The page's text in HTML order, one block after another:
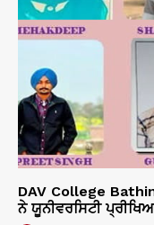
DAV College
ਨੇ ਯੂਨੀਵਰਸਿਟੀ